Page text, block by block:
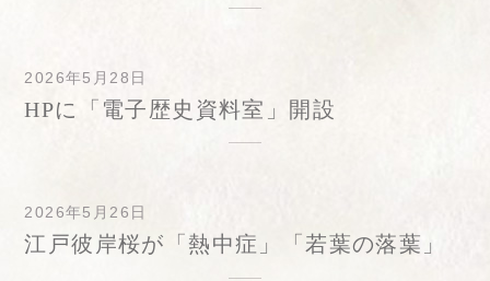
2026年5月28日
HPに「電子歴史資料室」開設
2026年5月26日
江戸彼岸桜が「熱中症」「若葉の落葉」